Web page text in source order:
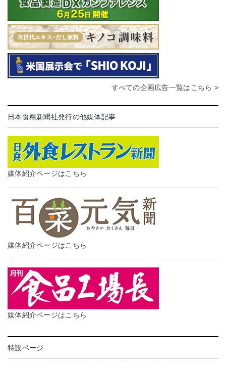
すべての企画広告一覧はこちら >
日本食糧新聞社発行の他媒体記事
媒体紹介ページはこちら
媒体紹介ページはこちら
媒体紹介ページはこちら
特設ページ